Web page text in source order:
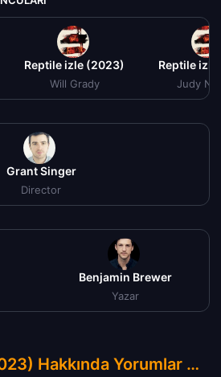
Reptile izle (2023)
Will Grady
Reptile
Judy
Grant Singer
Director
Benjamin Brewer
Yazar
Hakkında Yorumlar